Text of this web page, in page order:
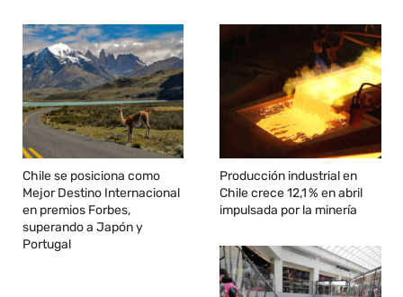
Chile se posiciona como
Mejor Destino Internacional
en premios Forbes,
superando a Japón y
Portugal
Producción industrial en
Chile crece 12,1 % en abril
impulsada por la minería